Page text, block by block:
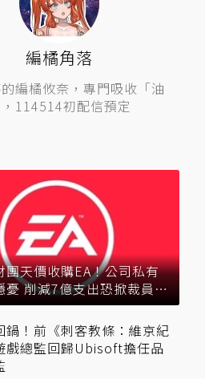
編橘角落
編橘攸奈，專門吸收「油
114514初配信預定
團天價收購EA！公司私有
憂 削減7億支出恐掀裁員風
鍋！前《刺客教條：維京紀
戲總監回歸Ubisoft擔任品